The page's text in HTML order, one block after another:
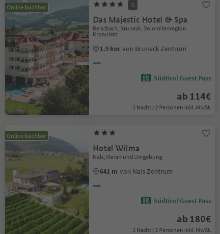
Online buchbar S
Das Majestic Hotel & Spa
Reischach, Bruneck, Dolomitenregion
Kronplatz
1.9 km von Bruneck Zentrum
Südtirol Guest Pass
ab 114€
1 Nacht / 2 Personen Inkl. MwSt.
Online buchbar
Hotel Wilma
Nals, Meran und Umgebung
641 m von Nals Zentrum
Südtirol Guest Pass
ab 180€
1 Nacht / 2 Personen Inkl. MwSt.